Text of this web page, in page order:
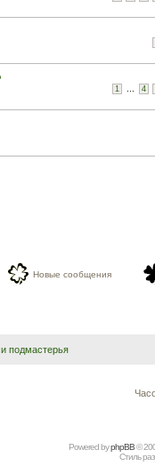
1 4
Новые сообщения
подмастерья
Powered byрhрBВ©
Стиль